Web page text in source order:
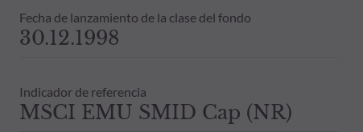
Fecha de lanzamiento de la clase del fondo
30.12.1998
Indicador de referencia
MSCI EMU SMID Cap (NR)